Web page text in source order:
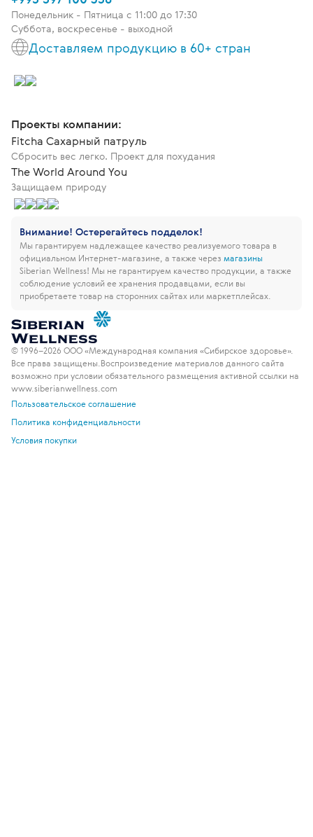
Понедельник - Пятница c 11:00 до 17:30
Суббота, воскресенье - выходной
Доставляем продукцию в 60+ стран
Проекты компании:
Fitcha Сахарный патруль
Сбросить вес легко. Проект для похудания
The World Around You
Защищаем природу
Внимание! Остерегайтесь подделок!
Мы гарантируем надлежащее качество реализуемого товара в
официальном Интернет-магазине, а также через магазины
Siberian Wellness! Мы не гарантируем качество продукции, а также
соблюдение условий ее хранения продавцами, если вы
приобретаете товар на сторонних сайтах или маркетплейсах.
© 1996–2026 ООО «Международная компания «Сибирское здоровье».
Все права защищены. Воспроизведение материалов данного сайта
возможно при условии обязательного размещения активной ссылки на
www.siberianwellness.com
Пользовательское соглашение
Политика конфиденциальности
Условия покупки